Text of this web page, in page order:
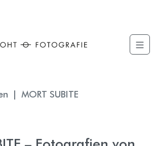
MORT SUBITE